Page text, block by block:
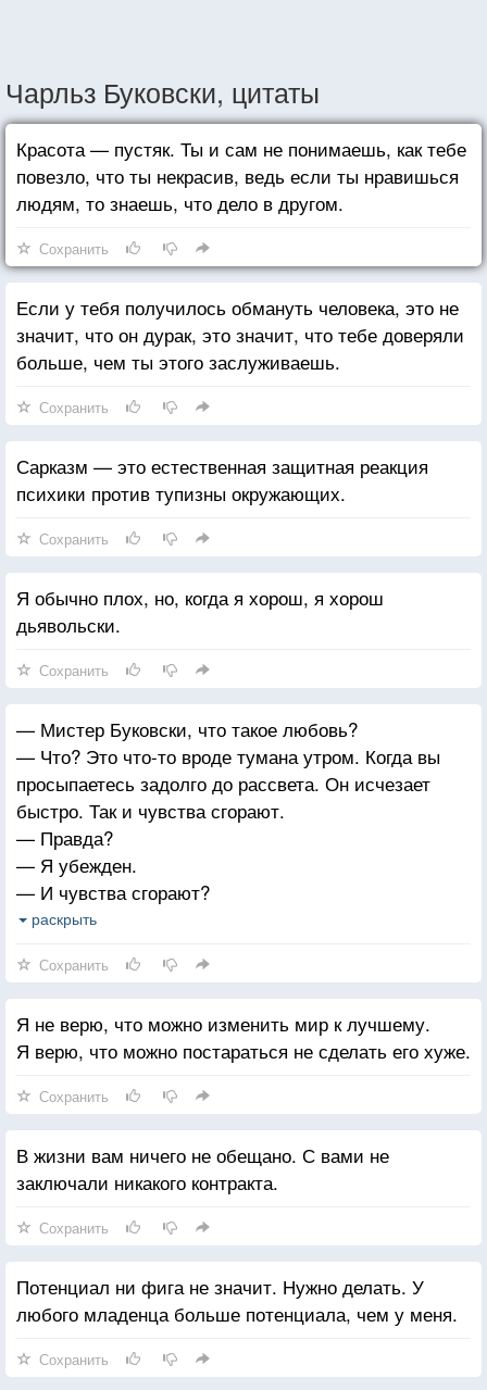
Чарльз Буковски, цитаты
Красота — пустяк. Ты и сам не понимаешь, как тебе
повезло, что ты некрасив, ведь если ты нравишься
людям, то знаешь, что дело в другом.
Сохранить
Если у тебя получилось обмануть человека, это не
значит, что он дурак, это значит, что тебе доверяли
больше, чем ты этого заслуживаешь.
Сохранить
Сарказм — это естественная защитная реакция
психики против тупизны окружающих.
Сохранить
Я обычно плох, но, когда я хорош, я хорош
дьявольски.
Сохранить
— Мистер Буковски, что такое любовь?
— Что? Это что-то вроде тумана утром. Когда вы
просыпаетесь задолго до рассвета. Он исчезает
быстро. Так и чувства сгорают.
— Правда?
— Я убежден.
— И чувства сгорают?
— Да, очень быстро. Любовь — это просто туман,
реальности.
раскрыть
Сохранить
Я не верю, что можно изменить мир к лучшему.
Я верю, что можно постараться не сделать его хуже.
Сохранить
В жизни вам ничего не обещано. С вами не
заключали никакого контракта.
Сохранить
Потенциал ни фига не значит. Нужно делать. У
любого младенца больше потенциала, чем у меня.
Сохранить